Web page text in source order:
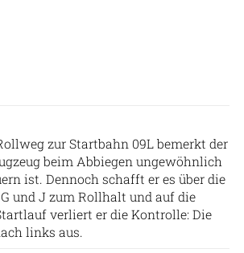
zur Startbahn 09L bemerkt der
beim Abbiegen ungewöhnlich
ist. Dennoch schafft er es über die
G und J zum Rollhalt und auf die
verliert er die Kontrolle: Die
links aus.